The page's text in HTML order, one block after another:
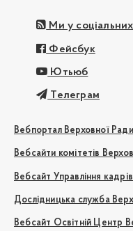
Ми у
Фейсбук
Ютьюб
Телеграм
Вебпортал Верховної
Вебсайти комітетів
Вебсайт Управління
Дослідницька служба
Вебсайт Освітній Центр